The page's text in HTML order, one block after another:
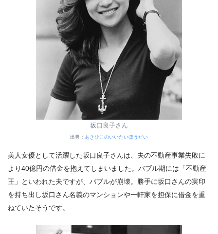
坂口良子さん
出典： あきひこのいいたいほうだい
美人女優として活躍した坂口良子さんは、夫の不動産事業失敗に
より40億円の借金を抱えてしまいました。バブル期には「不動産
王」といわれた夫ですが、バブルが崩壊。勝手に坂口さんの実印
を持ち出し坂口さん名義のマンションや一軒家を担保に借金を重
ねていたそうです。